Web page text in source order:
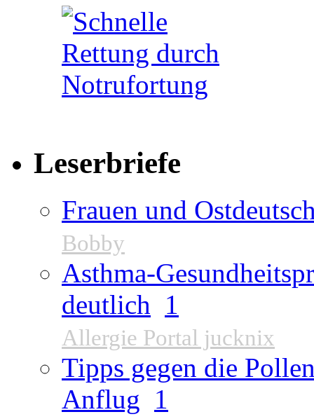
Leserbriefe
Frauen und
Bobby
Asthma-
deutlich 1
Allergie Portal jucknix
Tipps gegen die
Anflug 1